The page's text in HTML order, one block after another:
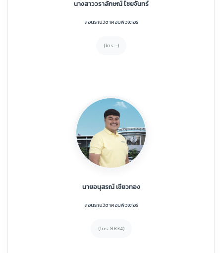
นางสาววราลักษณ์ ไชยจันทร์
สอนรายวิชาคอมพิวเตอร์
(โทร. -)
นายอนุสรณ์ เขียวทอง
สอนรายวิชาคอมพิวเตอร์
(โทร. 8834)